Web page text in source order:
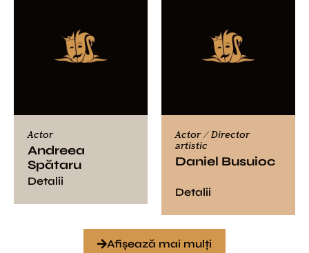
Actor
Andreea
Spătaru
Detalii
Actor / Director
artistic
Daniel Busuioc
Detalii
Afișează mai mulți